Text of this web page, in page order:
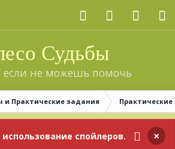
Судьбы
если не можешь помочь
и Практические задания
спойлеров. ×